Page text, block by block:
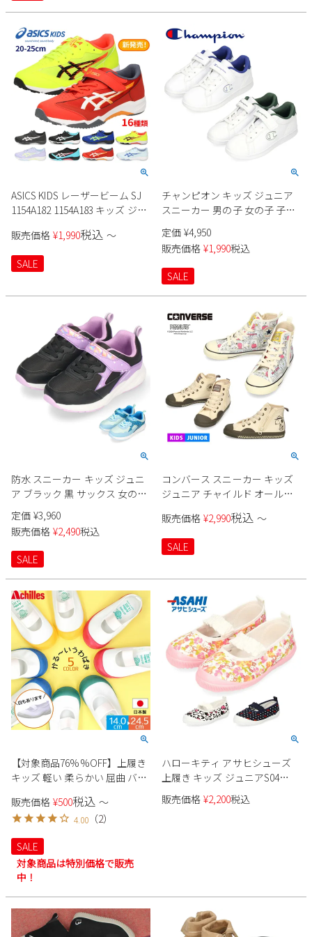
ASICS KIDS レーザービーム SJ
1154A182 1154A183 キッズ ジュ
販売価格 ¥1,990税込 〜
SALE
チャンピオン キッズ ジュニア
スニーカー 男の子 女の子 子供
靴 学校 通学 マジックテープ セ
ンター コート B PS champion
S32854
定価 ¥4,950
販売価格 ¥1,990税込
SALE
防水 スニーカー キッズ ジュニ
ア ブラック 黒 サックス 女の子
雨の日 軽量 4cm防水 運動靴 子
供靴 レインシューズ マジック
テープ 1501WP
定価 ¥3,960
販売価格 ¥2,490税込
SALE
コンバース スニーカー キッズ
ジュニア チャイルド オールス
37302940 converse
販売価格 ¥2,990税込 〜
SALE
【対象商品76%%OFF】上履き
キッズ 軽い 柔らかい 屈曲 バレ
い 一人で履ける 子供靴 日本製
防臭 抗菌 屈曲ソール 保育園 幼
稚園 小学校 大きいサイズ 男の
子 女の子 ベビー 白ズック つま
先ゆったり
販売価格 ¥500税込 〜
4.00 （2）
SALE
対象商品は特別価格で販売
中！
ハローキティ アサヒシューズ
上履き キッズ ジュニアS04
KD37051 KD37052 KD37053 白 ホ
ワイト ピンク ネイビー バレー
販売価格 ¥2,200税込